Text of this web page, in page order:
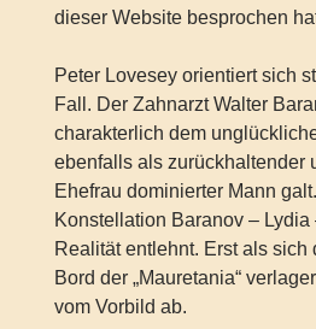
dieser Website besprochen
Peter Lovesey orientiert sich
Fall. Der Zahnarzt Walter
charakterlich dem
ebenfalls als zurückhaltender
Ehefrau dominierter Mann
Konstellation Baranov – Lydia
Realität entlehnt. Erst als sich
Bord der „Mauretania“
vom Vorbild ab.